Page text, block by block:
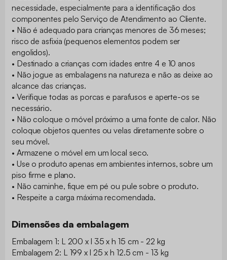
necessidade, especialmente para a identificação dos
componentes pelo Serviço de Atendimento ao Cliente.
• Não é adequado para crianças menores de 36 meses;
risco de asfixia (pequenos elementos podem ser
engolidos).
• Destinado a crianças com idades entre 4 e 10 anos
• Não jogue as embalagens na natureza e não as deixe ao
alcance das crianças.
• Verifique todas as porcas e parafusos e aperte-os se
necessário.
• Não coloque o móvel próximo a uma fonte de calor. Não
coloque objetos quentes ou velas diretamente sobre o
seu móvel.
• Armazene o móvel em um local seco.
• Use o produto apenas em ambientes internos, sobre um
piso firme e plano.
• Não caminhe, fique em pé ou pule sobre o produto.
• Respeite a carga máxima recomendada.
Dimensões da embalagem
Embalagem 1: L 200 x l 35 x h 15 cm - 22 kg
Embalagem 2: L 199 x l 25 x h 12.5 cm - 13 kg